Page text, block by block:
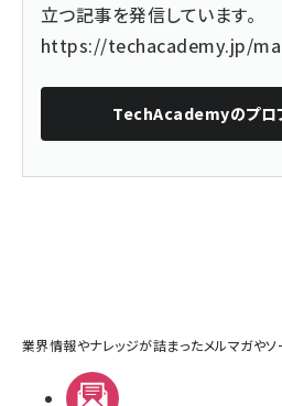
立つ記事を発信しています。
https://techacademy.jp/
TechAcademyのプロ
業界情報やナレッジが詰まったメルマガや